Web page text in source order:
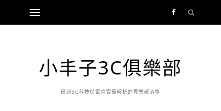
小丰子3C俱樂部
最新3C科技與電信資費解析的專業部落格